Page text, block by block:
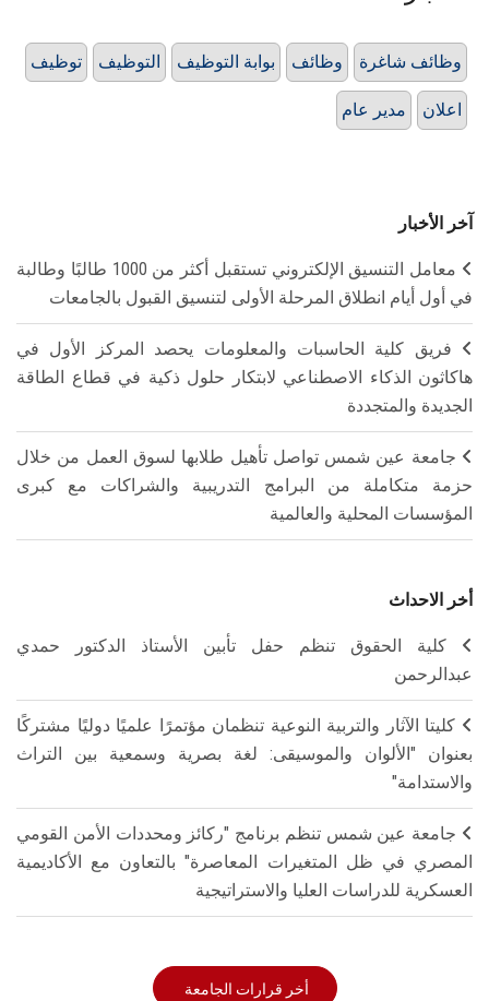
توظيف التوظيف بوابة التوظيف وظائف وظائف شاغرة
مدير عام اعلان
آخر الأخبار
معامل التنسيق الإلكتروني تستقبل أكثر من 1000 طالبًا وطالبة
في أول أيام انطلاق المرحلة الأولى لتنسيق القبول بالجامعات
فريق كلية الحاسبات والمعلومات يحصد المركز الأول في
هاكاثون الذكاء الاصطناعي لابتكار حلول ذكية في قطاع الطاقة
الجديدة والمتجددة
جامعة عين شمس تواصل تأهيل طلابها لسوق العمل من خلال
حزمة متكاملة من البرامج التدريبية والشراكات مع كبرى
المؤسسات المحلية والعالمية
أخر الاحداث
كلية الحقوق تنظم حفل تأبين الأستاذ الدكتور حمدي
عبدالرحمن
كليتا الآثار والتربية النوعية تنظمان مؤتمرًا علميًا دوليًا مشتركًا
بعنوان "الألوان والموسيقى: لغة بصرية وسمعية بين التراث
والاستدامة"
جامعة عين شمس تنظم برنامج "ركائز ومحددات الأمن القومي
المصري في ظل المتغيرات المعاصرة" بالتعاون مع الأكاديمية
العسكرية للدراسات العليا والاستراتيجية
أخر قرارات الجامعة